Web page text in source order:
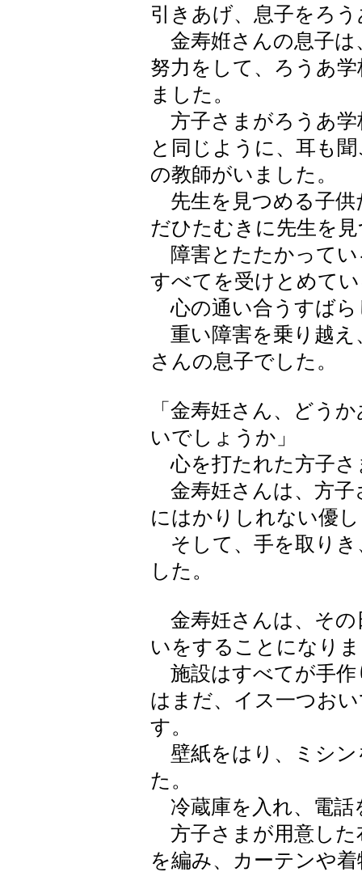
引きあげ、息子をろ
金寿姙さんの息子は
努力をして、ろうあ
ました。
方子さまがろうあ学
と同じように、耳も
の教師がいました。
先生を見つめる子供
だひたむきに先生を
障害とたたかってい
すべてを受けとめて
心の通い合うすばら
重い障害を乗り越え
さんの息子でした。
「金寿妊さん、どう
いでしょうか」
心を打たれた方子さ
金寿妊さんは、方子
にはかりしれない優
そして、手を取りき
した。
金寿妊さんは、その
いをすることになり
施設はすべてが手作
はまだ、イス一つお
す。
壁紙をはり、ミシン
た。
冷蔵庫を入れ、電話
方子さまが用意した
を編み、カーテンや